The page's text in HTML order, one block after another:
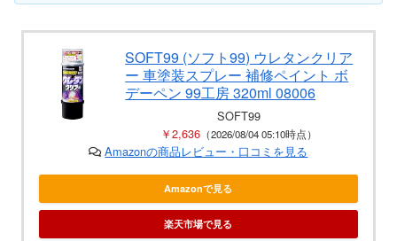
SOFT99 (ソフト99) ウレタンクリア
ー 車塗装スプレー 補修ペイント ボ
デーペン 99工房 320ml 08006
SOFT99
￥2,636（2026/08/04 05:10時点）
Amazonの商品レビュー・口コミを見る
Amazonで見る
楽天市場で見る